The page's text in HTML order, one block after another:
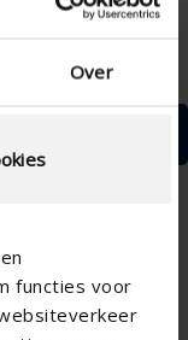
Over
functies voor